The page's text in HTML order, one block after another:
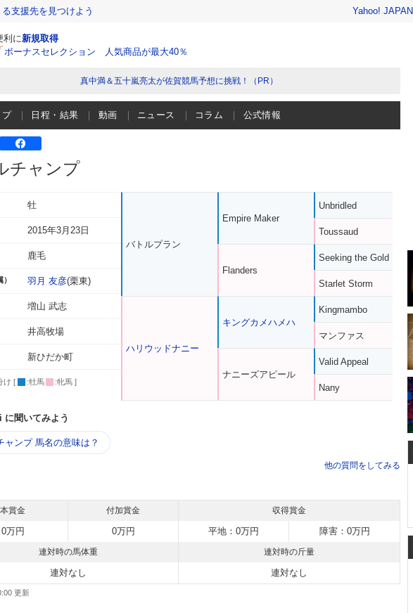
支援先を見つけよう Yahoo! JAPAN
利に新規取得
ボーナスセレクション 人気商品が最大40％
真中満＆五十嵐亮太が佐賀競馬予想に挑戦！（PR）
プ 日程・結果 動画 ニュース コラム 公式情報
チャンプ
牡
2015年3月23日
鹿毛
羽月 友彦(栗東)
増山 武志
井高牧場
新ひだか町
け [ :牡馬 :牝馬 ]
バトルプラン
ハリウッドナニー
Empire Maker
Flanders
キングカメハメハ
ナニーズアピール
Unbridled
Toussaud
Seeking the Gold
Starlet Storm
Kingmambo
マンファス
Valid Appeal
Nany
に聞いてみよう
ャンプ 馬名の意味は？
他の質問をしてみる
本賞金 付加賞金 収得賞金
0万円 0万円 平地：0万円 障害：0万円
連対時の馬体重 連対時の斤量
連対なし 連対なし